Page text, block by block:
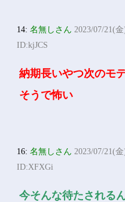
14:名無しさん 2023/07/21(
ID:kjJCS
納期長いやつ次のモ
そうで怖い
16:名無しさん 2023/07/21(
ID:XFXGi
今そんな待たされる